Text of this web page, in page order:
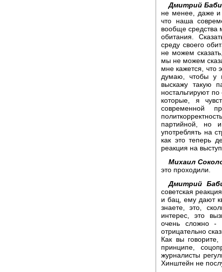
Дмитрий
не менее, даже и
что наша
вообще средства
обитания.
среду своего
не можем
мы не можем
мне кажется, что
думаю, чтобы у
выскажу такую
ностальгируют
которые, я
современной
партийной, но
употреблять на
как это теперь
реакция на
Михаил
это проходили.
Дмитрий
советская
и бац, ему дают
знаете, это,
интерес, это
очень сложно -
отрицательно
Как вы
принципе,
журналисты
Хинштейн не